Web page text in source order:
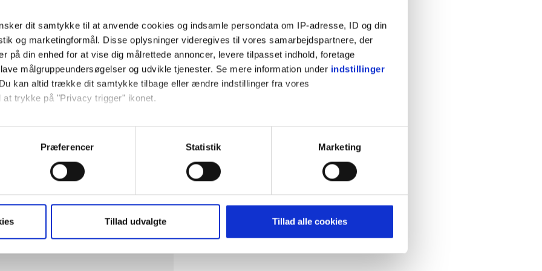
dit samtykke til at anvende cookies og indsamle persondata om IP-adresse, ID og din
og marketingformål. Disse oplysninger videregives til vores samarbejdspartnere, der
på din enhed for at vise dig målrettede annoncer, levere tilpasset indhold, foretage
målgruppeundersøgelser og udvikle tjenester. Se mere information under indstillinger
kan altid trække dit samtykke tilbage eller ændre indstillinger fra vores
at trykke på "Privacy trigger" ikonet.
gerne:
om din placering, der kan være nøjagtig inden for få meter
baseret på en scanning af dens unikke karakteristika (fingerprinting)
må bruge egne cookies og cookies fra tredjeparter til at optimere dit besøg på vores
generere statistik og huske dine præferencer samt til brug for markedsføring, så vi
Præferencer Statistik Marketing
Tillad udvalgte Tillad alle cookies
Søvnproblemer som dem du
og få undersøgt om der
op. Det er det, du har, kaldes.